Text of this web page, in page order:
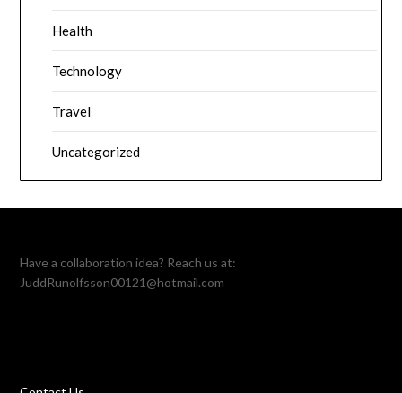
Health
Technology
Travel
Uncategorized
Have a collaboration idea? Reach us at:
JuddRunolfsson00121@hotmail.com